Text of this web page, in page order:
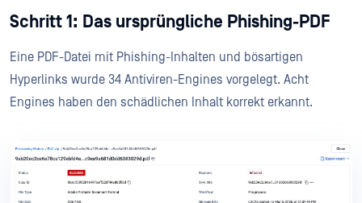
Schritt 1: Das ursprüngliche Phishing-PDF
Eine PDF-Datei mit Phishing-Inhalten und bösartigen
Hyperlinks wurde 34 Antiviren-Engines vorgelegt. Acht
Engines haben den schädlichen Inhalt korrekt erkannt.